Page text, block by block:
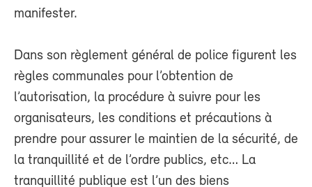
manifester.
Dans son règlement général de police figurent les
règles communales pour l’obtention de
l’autorisation, la procédure à suivre pour les
organisateurs, les conditions et précautions à
prendre pour assurer le maintien de la sécurité, de
la tranquillité et de l’ordre publics, etc… La
tranquillité publique est l’un des biens